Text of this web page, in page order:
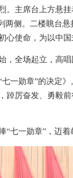
。主席台上方悬
两侧。二楼眺台
心使命，为以中
，全场起立，高
一勋章”的决定
踔厉奋发、勇毅
“七一勋章”，迈